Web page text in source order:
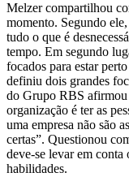
Melzer compartilhou
momento. Segundo
tudo o que é
tempo. Em segundo
focados para estar
definiu dois grandes
do Grupo RBS afirmou
organização é ter as
uma empresa não são
certas”. Questionou
deve-se levar em conta
habilidades.